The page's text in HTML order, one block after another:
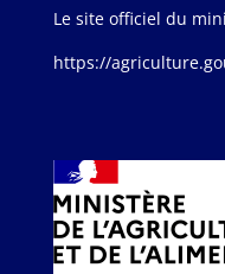
Le site officiel du
https://